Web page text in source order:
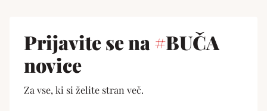
Prijavite se na #BUČA
novice
Za vse, ki si želite stran več.